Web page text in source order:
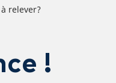
relever?
!